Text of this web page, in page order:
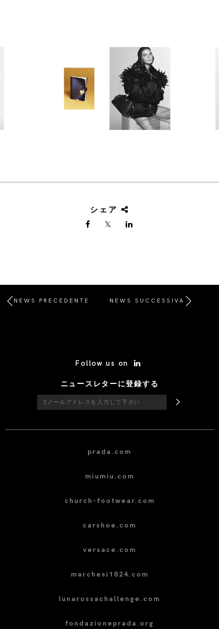
シェア
NEWS PRECEDENTE NEWS SUCCESSIVA
Follow us on
ニュースレターに登録する
prada.com
miumiu.com
church-footwear.com
carshoe.com
versace.com
marchesi1824.com
lunarossachallenge.com
fondazioneprada.org